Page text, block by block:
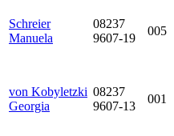
Schreier
Manuela
08237
9607-19
005
von Kobyletzki
Georgia
08237
9607-13
001